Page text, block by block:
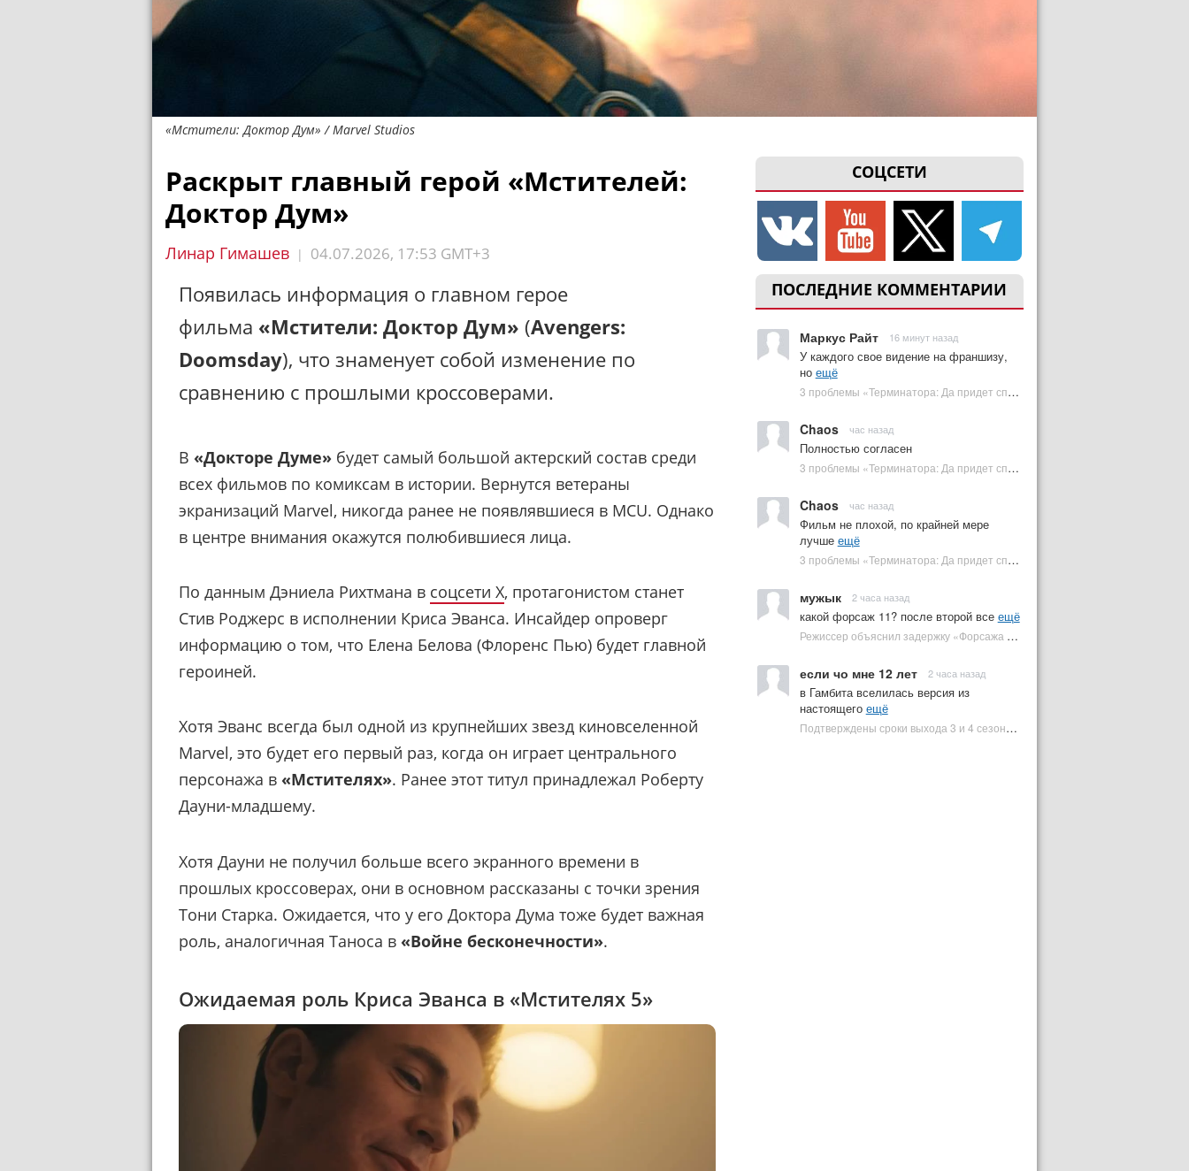
«Мстители: Доктор Дум» / Marvel Studios
СОЦСЕТИ
ПОСЛЕДНИЕ КОММЕНТАРИИ
Маркус Райт 16 минут назад
У каждого свое видение на франшизу,
но ещё
3 проблемы «Терминатора: Да придет спаситель», которые испортили фильм | Plugged In Ru
Chaos час назад
Полностью согласен
3 проблемы «Терминатора: Да придет спаситель», которые испортили фильм | Plugged In Ru
Chaos час назад
Фильм не плохой, по крайней мере
лучше ещё
3 проблемы «Терминатора: Да придет спаситель», которые испортили фильм | Plugged In Ru
мужык 2 часа назад
какой форсаж 11? после второй все ещё
Режиссер объяснил задержку «Форсажа 11» | Plugged In Ru
если чо мне 12 лет 2 часа назад
в Гамбита вселилась версия из
настоящего ещё
Подтверждены сроки выхода 3 и 4 сезонов «Людей Икс '97» | Plugged In Ru
Раскрыт главный герой «Мстителей:
Доктор Дум»
Линар Гимашев | 04.07.2026, 17:53 GMT+3
Появилась информация о главном герое
фильма «Мстители: Доктор Дум» (Avengers:
Doomsday), что знаменует собой изменение по
сравнению с прошлыми кроссоверами.
В «Докторе Думе» будет самый большой актерский состав среди
всех фильмов по комиксам в истории. Вернутся ветераны
экранизаций Marvel, никогда ранее не появлявшиеся в MCU. Однако
в центре внимания окажутся полюбившиеся лица.
По данным Дэниела Рихтмана в соцсети X, протагонистом станет
Стив Роджерс в исполнении Криса Эванса. Инсайдер опроверг
информацию о том, что Елена Белова (Флоренс Пью) будет главной
героиней.
Хотя Эванс всегда был одной из крупнейших звезд киновселенной
Marvel, это будет его первый раз, когда он играет центрального
персонажа в «Мстителях». Ранее этот титул принадлежал Роберту
Дауни-младшему.
Хотя Дауни не получил больше всего экранного времени в
прошлых кроссоверах, они в основном рассказаны с точки зрения
Тони Старка. Ожидается, что у его Доктора Дума тоже будет важная
роль, аналогичная Таноса в «Войне бесконечности».
Ожидаемая роль Криса Эванса в «Мстителях 5»